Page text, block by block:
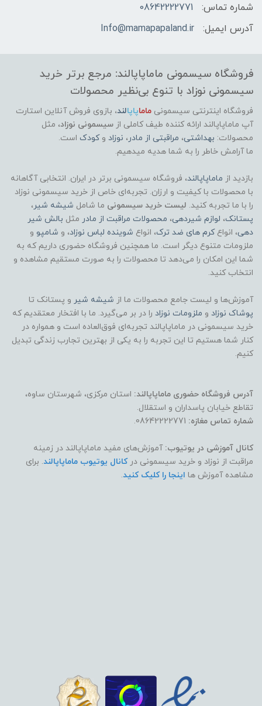
شماره تماس:
08642222771
آدرس ایمیل:
Info@mamapapaland.ir
فروشگاه سیسمونی ماماپاپالند: مرجع برتر خرید
سیسمونی نوزاد با تنوع بی‌نظیر محصولات
فروشگاه اینترنتی سیسمونی ماماپاپالند، بازوی فروش آنلاین استارت
آپ ماماپاپالند ارائه کننده طیف کاملی از سیسمونی نوزاد، مثل
محصولات: بهداشتی، مراقبتی از مادر ، نوزاد وکودک است.
ما آرامش خاطر را به شما هدیه میدهیم.
بازدید از ماماپاپالند، فروشگاه سیسمونی برتر در ایران. انتخابی آگاهانه
با محصولات با کیفیت و ارزان. تجربه‌ای خاص از خرید سیسمونی نوزاد
را با ما تجربه کنید. لیست خرید سیسمونی ما شامل شیشه شیر ،
پستانک، لوازم شیردهی، محصولات مراقبت از مادر مثل بالش شیر
دهی، انواعکرم های ضد ترک، انواع شوینده لباس نوزاد، و شامپو و
ملزومات متنوع دیگر است. ما همچنین فروشگاه حضوری داریم که به
شما این امکان را می‌دهد تا محصولات را به صورت مستقیم مشاهده و
انتخاب کنید.
آموزش‌ها و لیست جامع محصولات ما از شیشه شیر و پستانک تا
پوشاک نوزاد و ملزومات نوزاد را در بر می‌گیرد. ما با افتخار معتقدیم که
خرید سیسمونی در ماماپاپالند تجربه‌ای فوق‌العاده است و همواره در
کنار شما هستیم تا این تجربه را به یکی از بهترین تجارب زندگی تبدیل
کنیم.
آدرس فروشگاه حضوری ماماپاپالند: استان مرکزی، شهرستان ساوه،
تقاطع خیابان پاسداران و استقلال.
شماره تماس مغازه:
کانال آموزشی در یوتیوب: آموزش‌های مفید ماماپاپالند در زمینه
مراقبت از نوزاد و خرید سیسمونی درکانال یوتیوب ماماپاپالند. برای
مشاهده آموزش ها اینجا را کلیک کنید.